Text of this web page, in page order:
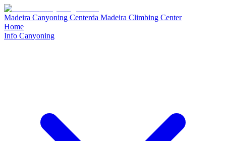
Madeira Canyoning Centerda Madeira Climbing Center
Home
Info Canyoning